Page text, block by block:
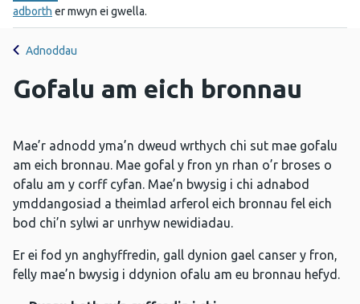
adborth er mwyn ei gwella.
Adnoddau
Gofalu am eich bronnau
Mae’r adnodd yma’n dweud wrthych chi sut mae gofalu
am eich bronnau. Mae gofal y fron yn rhan o’r broses o
ofalu am y corff cyfan. Mae’n bwysig i chi adnabod
ymddangosiad a theimlad arferol eich bronnau fel eich
bod chi’n sylwi ar unrhyw newidiadau.
Er ei fod yn anghyffredin, gall dynion gael canser y fron,
felly mae’n bwysig i ddynion ofalu am eu bronnau hefyd.